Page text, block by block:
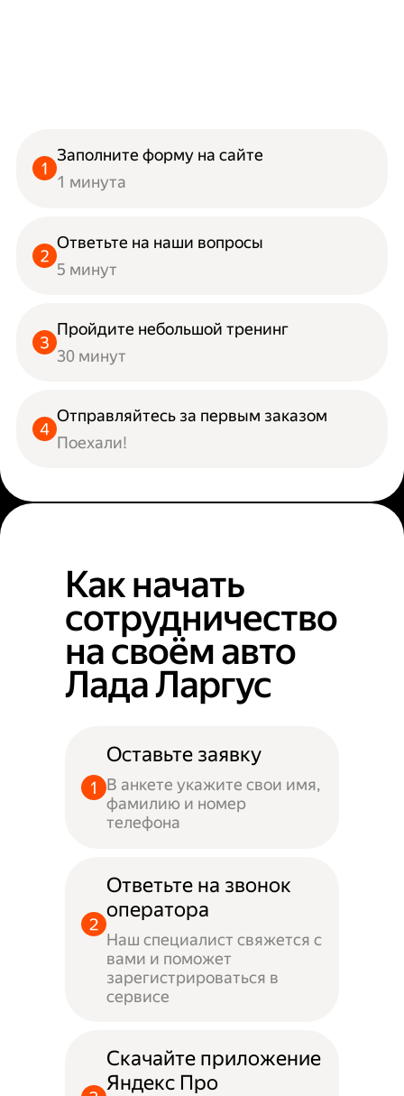
Заполните форму на сайте
1 минута
Ответьте на наши вопросы
5 минут
Пройдите небольшой тренинг
30 минут
Отправляйтесь за первым заказом
Поехали!
Как начать
сотрудничество
на своём авто
Лада Ларгус
Оставьте заявку
В анкете укажите свои имя,
фамилию и номер
телефона
Ответьте на звонок
оператора
Наш специалист свяжется с
вами и поможет
зарегистрироваться в
сервисе
Скачайте приложение
Яндекс Про